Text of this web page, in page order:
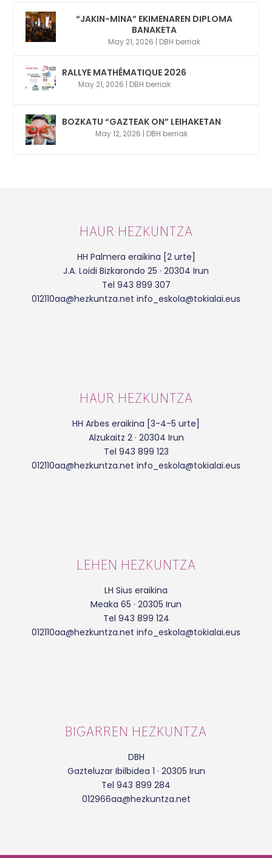
“JAKIN-MINA” EKIMENAREN DIPLOMA
BANAKETA
May 21, 2026 | DBH berriak
RALLYE MATHÉMATIQUE 2026
May 21, 2026 | DBH berriak
BOZKATU “GAZTEAK ON” LEIHAKETAN
May 12, 2026 | DBH berriak
HAUR HEZKUNTZA
HH Palmera eraikina [2 urte]
J.A. Loidi Bizkarondo 25 · 20304 Irun
Tel 943 899 307
012110aa@hezkuntza.net info_eskola@tokialai.eus
HAUR HEZKUNTZA
HH Arbes eraikina [3-4-5 urte]
Alzukaitz 2 · 20304 Irun
Tel 943 899 123
012110aa@hezkuntza.net info_eskola@tokialai.eus
LEHEN HEZKUNTZA
LH Sius eraikina
Meaka 65 · 20305 Irun
Tel 943 899 124
012110aa@hezkuntza.net info_eskola@tokialai.eus
BIGARREN HEZKUNTZA
DBH
Gazteluzar Ibilbidea 1 · 20305 Irun
Tel 943 899 284
012966aa@hezkuntza.net